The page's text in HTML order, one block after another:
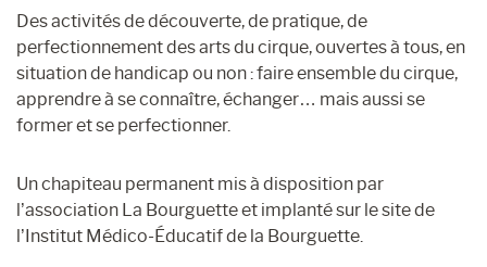
Des activités de découverte, de pratique, de
perfectionnement des arts du cirque, ouvertes à tous, en
situation de handicap ou non : faire ensemble du cirque,
apprendre à se connaître, échanger… mais aussi se
former et se perfectionner.
Un chapiteau permanent mis à disposition par
l’association La Bourguette et implanté sur le site de
l’Institut Médico-Éducatif de la Bourguette.